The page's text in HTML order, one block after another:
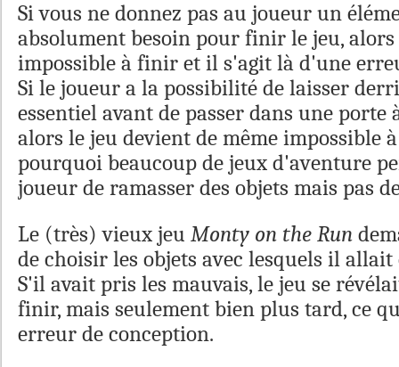
Si vous ne donnez pas au joueur un
absolument besoin pour finir le jeu,
impossible à finir et il s'agit là d'une
Si le joueur a la possibilité de laisser
essentiel avant de passer dans une porte
alors le jeu devient de même impossible
pourquoi beaucoup de jeux d'aventure
joueur de ramasser des objets mais pas
Le (très) vieux jeu Monty on the Run
de choisir les objets avec lesquels il allait
S'il avait pris les mauvais, le jeu se
finir, mais seulement bien plus tard, ce
erreur de conception.